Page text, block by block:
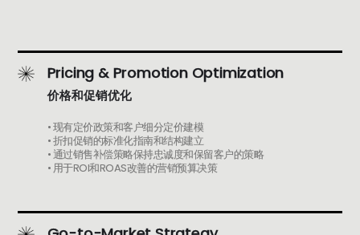
Pricing & Promotion Optimization
价格和促销优化
• 现有定价政策和客户细分定价建模
• 折扣促销的标准化指南和结构建立
• 通过销售补偿策略保持忠诚度和保留客户的策略
• 用于ROI和ROAS改善的营销预算决策